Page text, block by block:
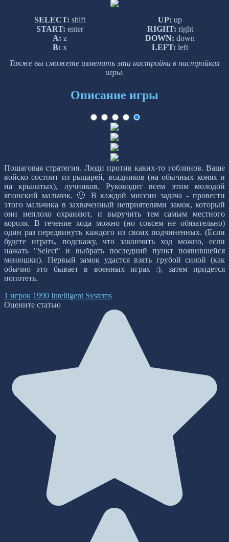
SELECT: shift
START: enter
A: z
B: x
UP: up
RIGHT: right
DOWN: down
LEFT: left
Также вы сможете изменить эти настройки в настройках
игры.
Описание игры
Пошаговая стратегия. Люди против каких-то гоблинов. Ваше
войско состоит из рыцарей, всадников (на обычных конях и
на крылатых), лучников. Руководит всем этим молодой
японский мальчик. 🙂 В каждой миссии задача - провести
этого мальчика в захваченный неприятелями замок, который
они неплохо охраняют, и выручить тем самым местного
короля. В течение хода можно (но совсем не обязательно)
один раз передвинуть каждого из своих подчиненных. (Если
будете играть, подскажу, что закончить ход можно, если
нажать "Select" и выбрать последний пункт появившейся
менюшки). Первый замок удастся взять грубой силой (как
обычно это бывает в военных играх :), затем придется
попотеть.
1 игрок 1990 Intelligent Systems
Оцените статью